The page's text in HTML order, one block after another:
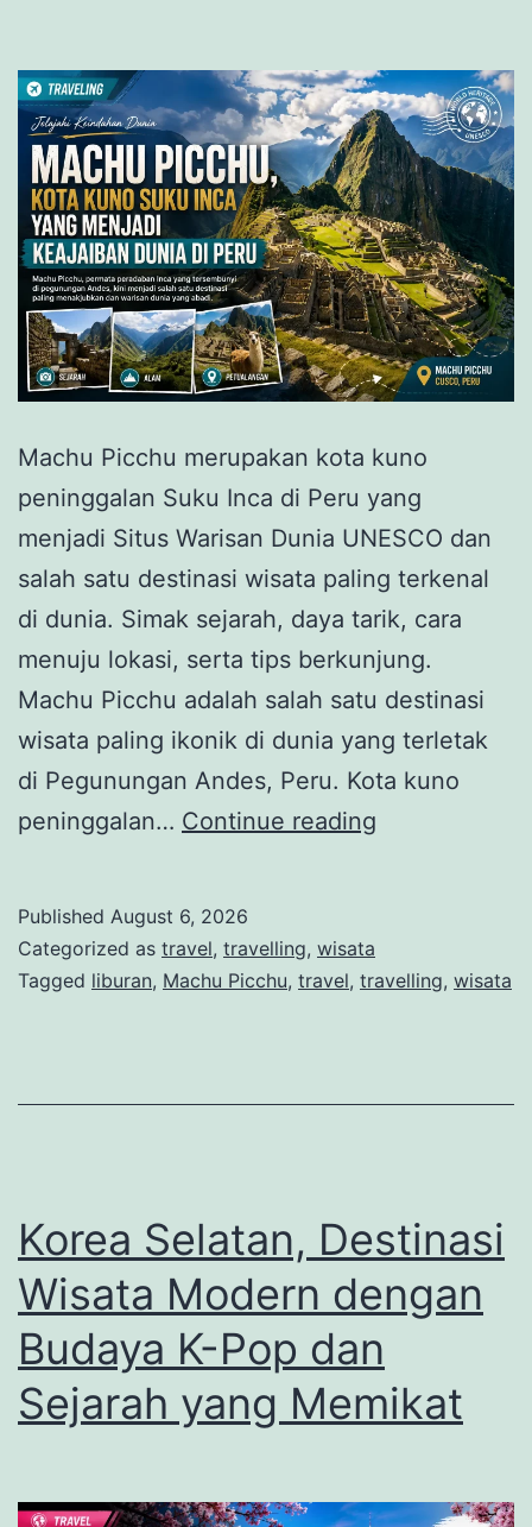
Machu Picchu merupakan kota kuno
peninggalan Suku Inca di Peru yang
menjadi Situs Warisan Dunia UNESCO dan
salah satu destinasi wisata paling terkenal
di dunia. Simak sejarah, daya tarik, cara
menuju lokasi, serta tips berkunjung.
Machu Picchu adalah salah satu destinasi
wisata paling ikonik di dunia yang terletak
di Pegunungan Andes, Peru. Kota kuno
peninggalan… Continue reading
Suku
Menjadi
di
Peru
Published August 6, 2026
Categorized as travel, travelling, wisata
Tagged liburan, Machu Picchu, travel, travelling, wisata
Korea Selatan, Destinasi
Wisata Modern dengan
Budaya K-Pop dan
Sejarah yang Memikat